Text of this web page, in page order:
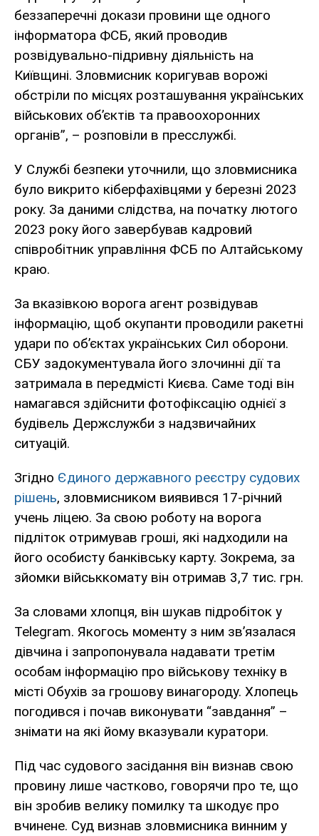
беззаперечні докази провини ще одного
інформатора ФСБ, який проводив
розвідувально-підривну діяльність на
Київщині. Зловмисник коригував ворожі
обстріли по місцях розташування українських
військових об’єктів та правоохоронних
органів”, – розповіли в пресслужбі.
У Службі безпеки уточнили, що зловмисника
було викрито кіберфахівцями у березні 2023
року. За даними слідства, на початку лютого
2023 року його завербував кадровий
співробітник управління ФСБ по Алтайському
краю.
За вказівкою ворога агент розвідував
інформацію, щоб окупанти проводили ракетні
удари по об’єктах українських Сил оборони.
СБУ задокументувала його злочинні дії та
затримала в передмісті Києва. Саме тоді він
намагався здійснити фотофіксацію однієї з
будівель Держслужби з надзвичайних
ситуацій.
Згідно Єдиного державного реєстру судових
рішень, зловмисником виявився 17-річний
учень ліцею. За свою роботу на ворога
підліток отримував гроші, які надходили на
його особисту банківську карту. Зокрема, за
зйомки військкомату він отримав 3,7 тис. грн.
За словами хлопця, він шукав підробіток у
Telegram. Якогось моменту з ним зв’язалася
дівчина і запропонувала надавати третім
особам інформацію про військову техніку в
місті Обухів за грошову винагороду. Хлопець
погодився і почав виконувати “завдання” –
знімати на які йому вказували куратори.
Під час судового засідання він визнав свою
провину лише частково, говорячи про те, що
він зробив велику помилку та шкодує про
вчинене. Суд визнав зловмисника винним у